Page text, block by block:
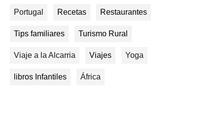
Portugal Recetas Restaurantes
Tips familiares Turismo Rural
Viaje a la Alcarria Viajes Yoga
libros Infantiles África